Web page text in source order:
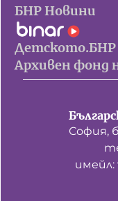
БНР Новини
Детското.БНР
Архивен фонд
София,
имейл: